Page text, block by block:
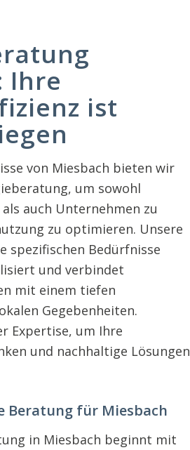
Ihre
ist
von Miesbach bieten wir
um sowohl
auch Unternehmen zu
zu optimieren. Unsere
spezifischen Bedürfnisse
und verbindet
mit einem tiefen
Gegebenheiten.
Expertise, um Ihre
und nachhaltige Lösungen
Beratung für Miesbach
in Miesbach beginnt mit